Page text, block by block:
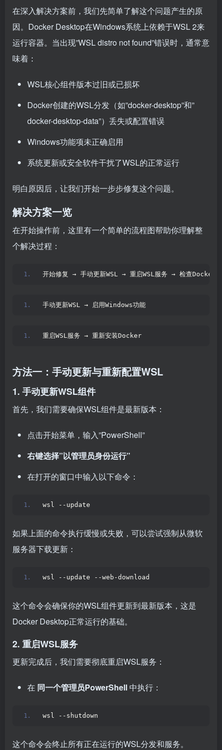
在深入解决方案前，我们先简单了解这个问题产生的原
因。Docker Desktop在Windows系统上依赖于WSL 2来
运行容器。当出现”WSL distro not found”错误时，通常意
味着：
WSL核心组件版本过旧或已损坏
Docker创建的WSL分发（如”docker-desktop”和”
docker-desktop-data”）丢失或配置错误
Windows功能项未正确启用
系统更新或安全软件干扰了WSL的正常运行
明白原因后，让我们开始一步步修复这个问题。
解决方案一览
在开始操作前，这里有一个简单的流程图帮助你理解整
个解决过程：
开始修复 → 手动更新WSL → 重启WSL服务 → 检查Docker
手动更新WSL → 启用Windows功能
重启WSL服务 → 重新安装Docker
方法一：手动更新与重新配置WSL
1. 手动更新WSL组件
首先，我们需要确保WSL组件是最新版本：
点击开始菜单，输入”PowerShell”
右键选择”以管理员身份运行”
在打开的窗口中输入以下命令：
wsl --update
如果上面的命令执行缓慢或失败，可以尝试强制从微软
服务器下载更新：
wsl --update --web-download
这个命令会确保你的WSL组件更新到最新版本，这是
Docker Desktop正常运行的基础。
2. 重启WSL服务
更新完成后，我们需要彻底重启WSL服务：
在 同一个管理员PowerShell 中执行：
wsl --shutdown
这个命令会终止所有正在运行的WSL分发和服务。